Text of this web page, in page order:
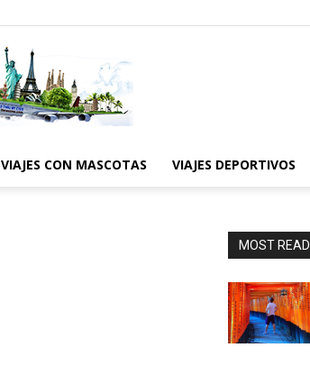
VIAJES CON MASCOTAS VIAJES DEPORTIVOS
MOST READ